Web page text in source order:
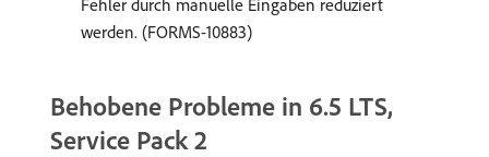
Fehler durch manuelle Eingaben reduziert
werden. (FORMS-10883)
Behobene Probleme in 6.5 LTS,
Service Pack 2